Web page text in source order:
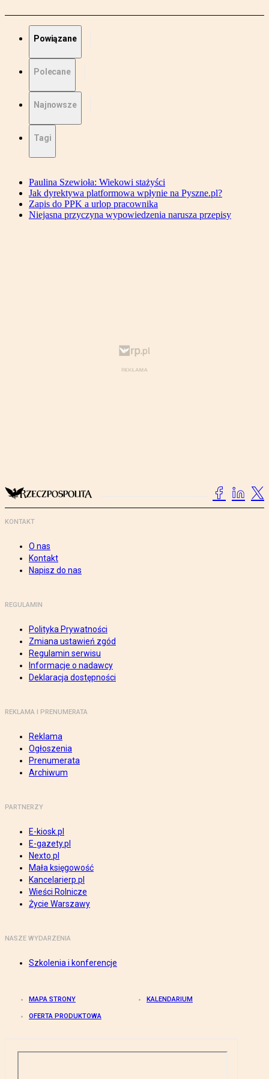
Powiązane
Polecane
Najnowsze
Tagi
Paulina Szewioła: Wiekowi stażyści
Jak dyrektywa platformowa wpłynie na Pyszne.pl?
Zapis do PPK a urlop pracownika
Niejasna przyczyna wypowiedzenia narusza przepisy
KONTAKT
O nas
Kontakt
Napisz do nas
REGULAMIN
Polityka Prywatności
Zmiana ustawień zgód
Regulamin serwisu
Informacje o nadawcy
Deklaracja dostępności
REKLAMA I PRENUMERATA
Reklama
Ogłoszenia
Prenumerata
Archiwum
PARTNERZY
E-kiosk.pl
E-gazety.pl
Nexto.pl
Mała księgowość
Kancelarierp.pl
Wieści Rolnicze
Życie Warszawy
NASZE WYDARZENIA
Szkolenia i konferencje
MAPA STRONY KALENDARIUM
OFERTA PRODUKTOWA